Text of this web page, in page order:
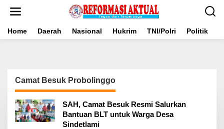
Home Daerah Nasional Hukrim TNI/Polri Politik
Camat Besuk Probolinggo
SAH, Camat Besuk Resmi Salurkan
Bantuan BLT untuk Warga Desa
Sindetlami